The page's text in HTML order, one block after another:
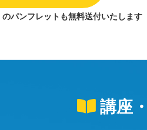
パンフレットも無料送付いたします
講座